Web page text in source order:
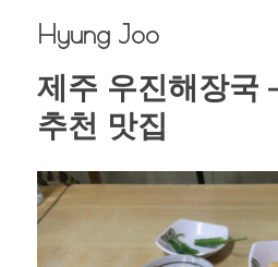
Hyung Joo
제주 우진해장국
추천 맛집